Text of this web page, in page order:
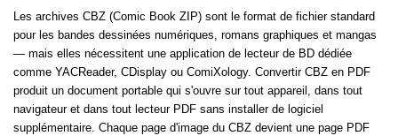
Les archives CBZ (Comic Book ZIP) sont le format de fichier standard
pour les bandes dessinées numériques, romans graphiques et mangas
— mais elles nécessitent une application de lecteur de BD dédiée
comme YACReader, CDisplay ou ComiXology. Convertir CBZ en PDF
produit un document portable qui s'ouvre sur tout appareil, dans tout
navigateur et dans tout lecteur PDF sans installer de logiciel
supplémentaire. Chaque page d'image du CBZ devient une page PDF